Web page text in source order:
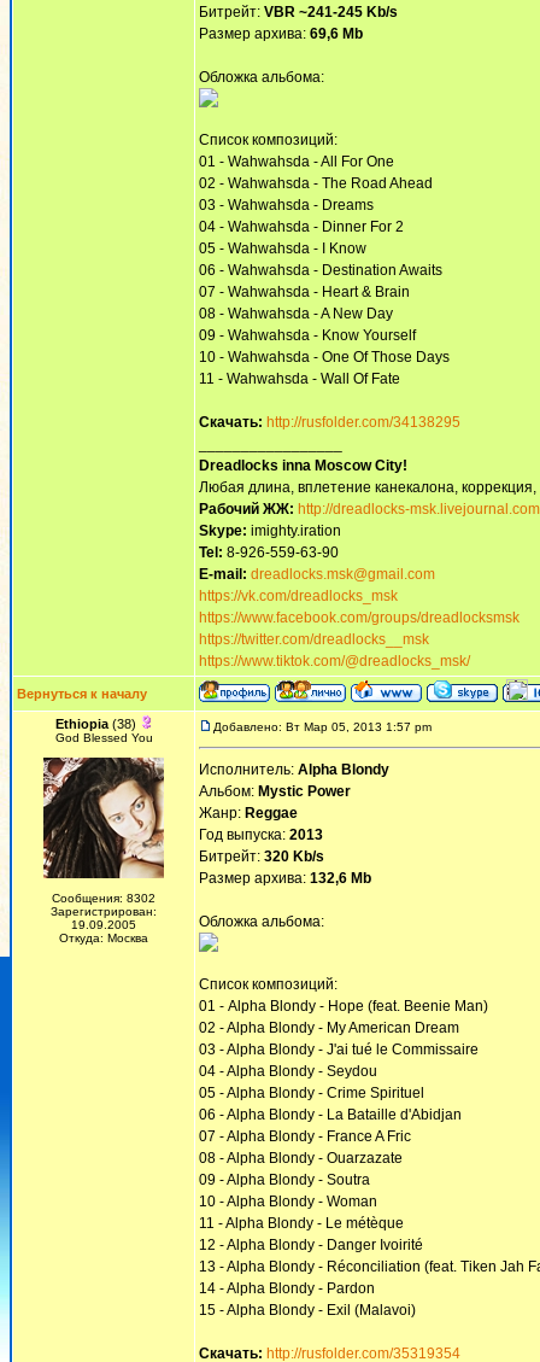
Битрейт: VBR ~241-245 Kb/s
Размер архива: 69,6 Mb
Обложка альбома:
Список композиций:
01 - Wahwahsda - All For One
02 - Wahwahsda - The Road Ahead
03 - Wahwahsda - Dreams
04 - Wahwahsda - Dinner For 2
05 - Wahwahsda - I Know
06 - Wahwahsda - Destination Awaits
07 - Wahwahsda - Heart & Brain
08 - Wahwahsda - A New Day
09 - Wahwahsda - Know Yourself
10 - Wahwahsda - One Of Those Days
11 - Wahwahsda - Wall Of Fate
Скачать: http://rusfolder.com/34138295
Dreadlocks inna Moscow Сity!
Любая длина, вплетение канекалона,
Рабочий ЖЖ: http://dreadlocks-
Skype: imighty.iration
Tel: 8-926-559-63-90
E-mail: dreadlocks.msk@gmail.com
https://vk.com/dreadlocks_msk
https://www.facebook.com/groups/dreadlocksmsk
https://twitter.com/dreadlocks__msk
https://www.tiktok.com/@dreadlocks_msk/
Вернуться к началу
Ethiopia(38)
God Blessed You
Сообщения: 8302
Зарегистрирован:
19.09.2005
Откуда: Москва
Добавлено: Вт Мар 05, 2013 1:57 pm
Исполнитель: Alpha Blondy
Альбом: Mystic Power
Жанр: Reggae
Год выпуска: 2013
Битрейт: 320 Kb/s
Размер архива: 132,6 Mb
Обложка альбома:
Список композиций:
01 - Alpha Blondy - Hope (feat. Beenie Man)
02 - Alpha Blondy - My American Dream
03 - Alpha Blondy - J'ai tué le Commissaire
04 - Alpha Blondy - Seydou
05 - Alpha Blondy - Crime Spirituel
06 - Alpha Blondy - La Bataille d'Abidjan
07 - Alpha Blondy - France A Fric
08 - Alpha Blondy - Ouarzazate
09 - Alpha Blondy - Soutra
10 - Alpha Blondy - Woman
11 - Alpha Blondy - Le métèque
12 - Alpha Blondy - Danger Ivoirité
13 - Alpha Blondy - Réconciliation (feat. Tiken Jah
14 - Alpha Blondy - Pardon
15 - Alpha Blondy - Exil (Malavoi)
Скачать: http://rusfolder.com/35319354